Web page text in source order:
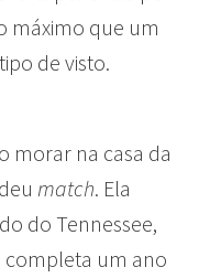
máximo que um
de visto.
morar na casa da
match. Ela
do Tennessee,
completa um ano